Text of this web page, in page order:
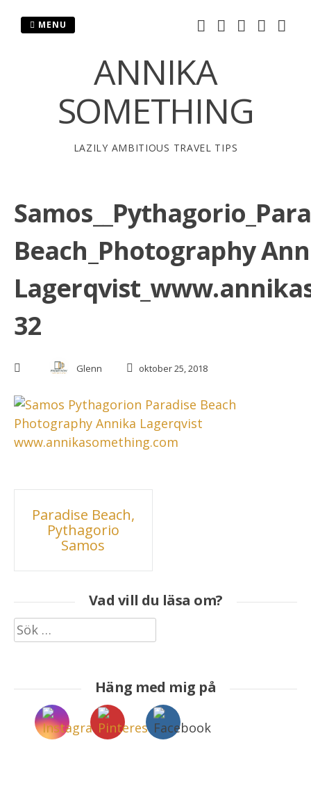
ANNIKA
SOMETHING
LAZILY AMBITIOUS TRAVEL TIPS
MENU
Beach_Photography
32
Glenn oktober 25, 2018
Inläggsnavigering
Paradise Beach,
Pythagorio
Samos
Vad vill du läsa om?
Sök
efter:
Häng med mig på